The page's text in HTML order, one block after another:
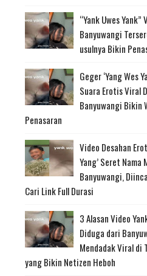
“Yank Uwes
Banyuwangi
usulnya Bikin
Geger ‘Yang Wes
Suara Erotis Viral
Banyuwangi Bikin
Penasaran
Video Desahan
Yang’ Seret Nama
Banyuwangi,
Cari Link Full Durasi
3 Alasan Video
Diduga dari
Mendadak Viral di
yang Bikin Netizen Heboh